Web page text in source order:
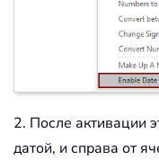
2. После активации
датой, и справа от